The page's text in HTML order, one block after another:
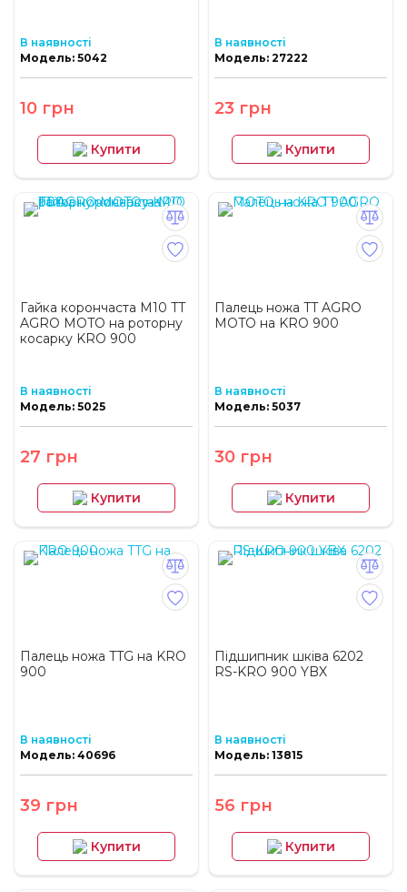
В наявності
Модель: 5042
10 грн
Купити
В наявності
Модель: 27222
23 грн
Купити
Гайка корончаста М10 TT
AGRO MOTO на роторну
косарку KRO 900
В наявності
Модель: 5025
27 грн
Купити
Палець ножа TT AGRO
MOTO на KRO 900
В наявності
Модель: 5037
30 грн
Купити
Палець ножа TTG на KRO
900
В наявності
Модель: 40696
39 грн
Купити
Підшипник шківа 6202
RS-KRO 900 YBX
В наявності
Модель: 13815
56 грн
Купити